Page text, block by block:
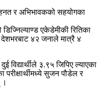
र अभिभावकको सहयोगका
एकेडेमीकी रितिका
४२ जनाले मात्रै ४
विद्यार्थीले ३.९५ जिपिए ल्याएका
परीक्षार्थीमध्ये सुजन पौडेल र